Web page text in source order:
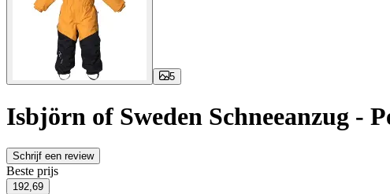
5
Isbjörn of Sweden Schneeanzug -
Schrijf een review
Beste prijs
192,69